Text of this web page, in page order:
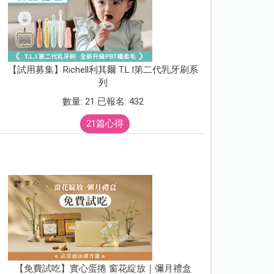
【試用募集】Richell利其爾 T.L.I第二代乳牙刷系
列
數量: 21 已報名: 432
21篇心得
【免費試吃】實心蛋捲 窗花綻放｜彌月禮盒